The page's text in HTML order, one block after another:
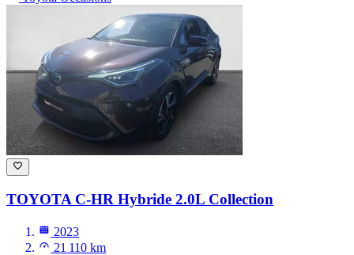
TOYOTA C-HR Hybride 2.0L Collection
2023
21 110 km